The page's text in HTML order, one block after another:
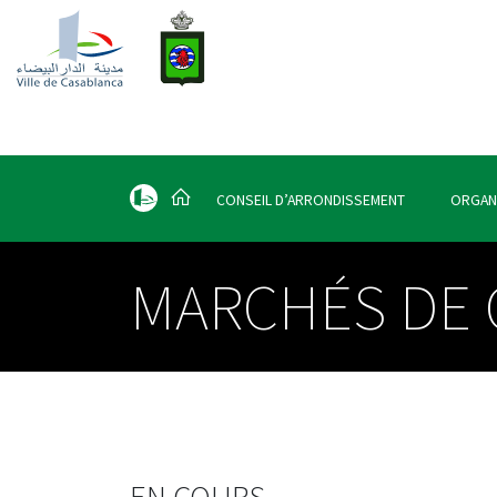
CONSEIL D’ARRONDISSEMENT
MARCHÉS DE